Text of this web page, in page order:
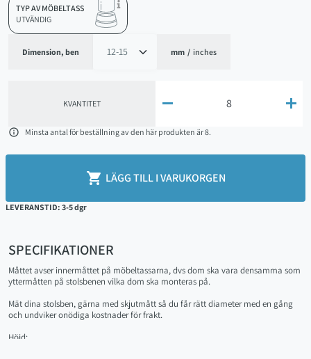
TYP AV MÖBELTASS
UTVÄNDIG
Dimension, ben mm / inches
KVANTITET  
 Minsta antal för beställning av den här produkten är 8.
 LÄGG TILL I VARUKORGEN
LEVERANSTID: 3-5 dgr
SPECIFIKATIONER
Måttet avser innermåttet på möbeltassarna, dvs dom ska vara densamma som
yttermåtten på stolsbenen vilka dom ska monteras på.
Mät dina stolsben, gärna med skjutmått så du får rätt diameter med en gång
och undviker onödiga kostnader för frakt.
Höjd: